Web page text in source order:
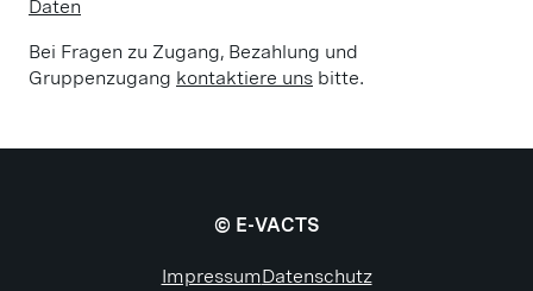
Daten
Bei Fragen zu Zugang, Bezahlung und
Gruppenzugang kontaktiere uns bitte.
© E-VACTS
ImpressumDatenschutz